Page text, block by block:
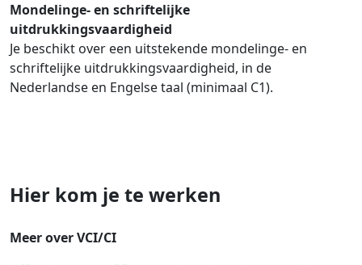
Mondelinge- en schriftelijke
uitdrukkingsvaardigheid
Je beschikt over een uitstekende mondelinge- en
schriftelijke uitdrukkingsvaardigheid, in de
Nederlandse en Engelse taal (minimaal C1).
Hier kom je te werken
Meer over VCI/CI